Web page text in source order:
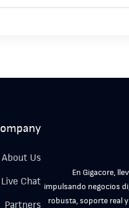
En Gigacore,
impulsando negocios
robusta, soporte real
About Us
Live Chat
Partners